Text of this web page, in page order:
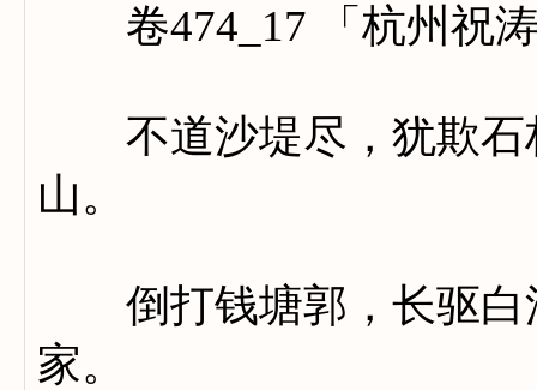
卷474_17 「杭州祝涛
不道沙堤尽，犹欺石
山。
倒打钱塘郭，长驱白
家。